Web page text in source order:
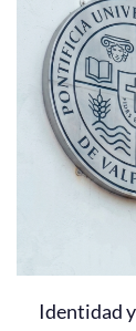
Identidad